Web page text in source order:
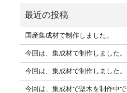
国産集成材で制作しました。
今回は、集成材で制作しました。
今回は、集成材で制作しました。
今回は、集成材で堅木を制作中で